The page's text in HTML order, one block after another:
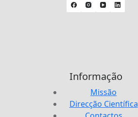
Informação
Missão
Direcção Científica